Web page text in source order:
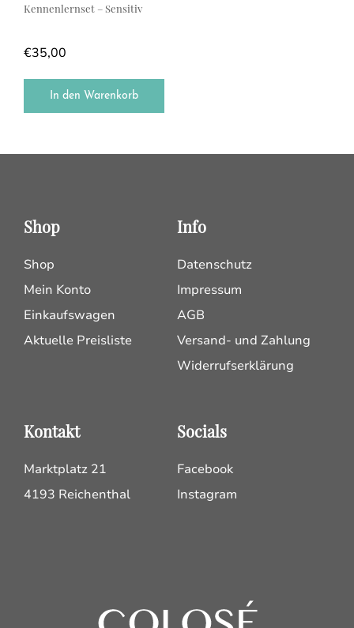
Kennenlernset – Sensitiv
€35,00
In den Warenkorb
Shop
Shop
Mein Konto
Einkaufswagen
Aktuelle Preisliste
Info
Datenschutz
Impressum
AGB
Versand- und Zahlung
Widerrufserklärung
Kontakt
Marktplatz 21
4193 Reichenthal
Socials
Facebook
Instagram